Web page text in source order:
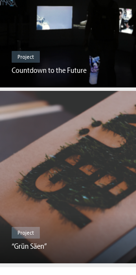
Project
Countdown to the Future
Project
“Grün Säen”